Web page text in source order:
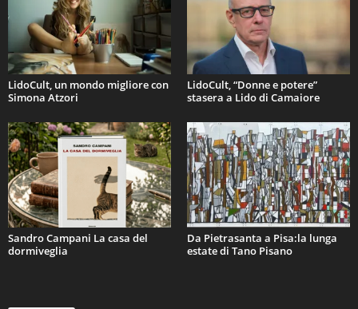
LidoCult, un mondo migliore con
Simona Atzori
LidoCult, “Donne e potere”
stasera a Lido di Camaiore
Sandro Campani La casa del
dormiveglia
Da Pietrasanta a Pisa:la lunga
estate di Tano Pisano